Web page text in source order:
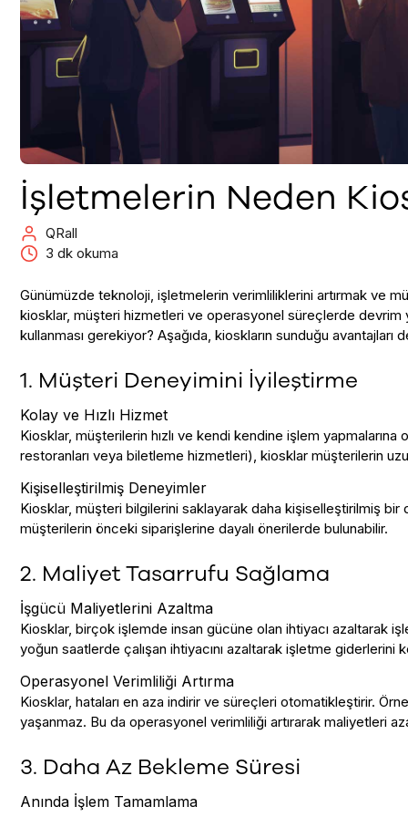
İşletmelerin Neden
QRall
3 dk okuma
Günümüzde teknoloji, işletmelerin verimliliklerini artırmak ve
kiosklar, müşteri hizmetleri ve operasyonel süreçlerde
kullanması gerekiyor? Aşağıda, kioskların sunduğu
1. Müşteri Deneyimini İyileştirme
Kolay ve Hızlı Hizmet
Kiosklar, müşterilerin hızlı ve kendi kendine işlem
restoranları veya biletleme hizmetleri), kiosklar müşterilerin
Kişiselleştirilmiş Deneyimler
Kiosklar, müşteri bilgilerini saklayarak daha kişiselleştirilmiş
müşterilerin önceki siparişlerine dayalı önerilerde bulunabilir.
2. Maliyet Tasarrufu Sağlama
İşgücü Maliyetlerini Azaltma
Kiosklar, birçok işlemde insan gücüne olan ihtiyacı azaltarak
yoğun saatlerde çalışan ihtiyacını azaltarak işletme giderlerini
Operasyonel Verimliliği Artırma
Kiosklar, hataları en aza indirir ve süreçleri otomatikleştirir.
yaşanmaz. Bu da operasyonel verimliliği artırarak maliyetleri
3. Daha Az Bekleme Süresi
Anında İşlem Tamamlama